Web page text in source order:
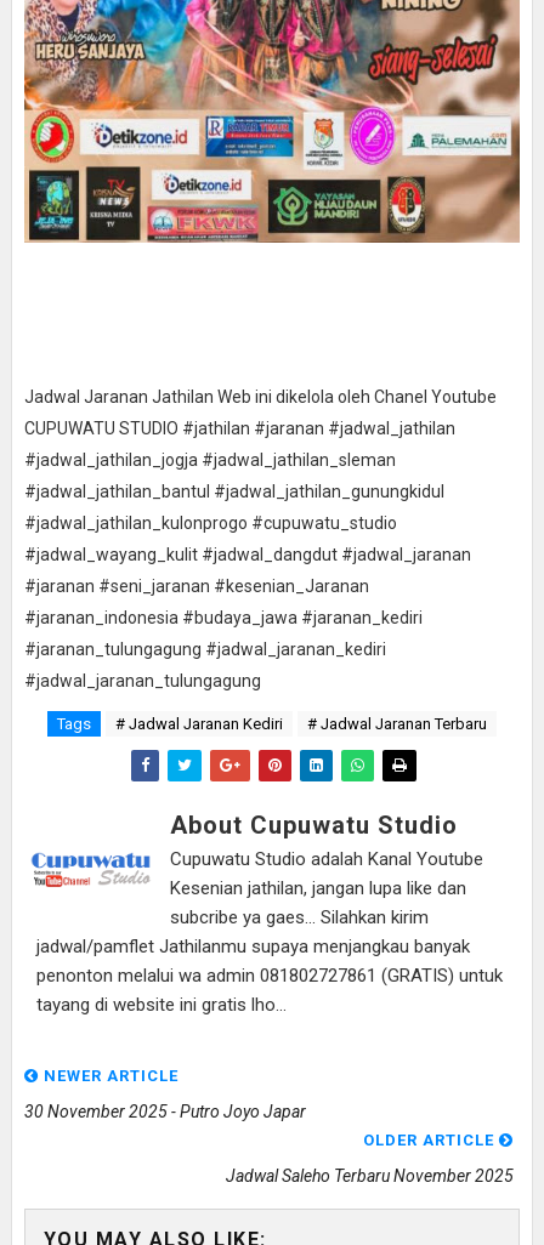
Jadwal Jaranan Jathilan Web ini dikelola oleh Chanel Youtube
CUPUWATU STUDIO #jathilan #jaranan #jadwal_jathilan
#jadwal_jathilan_jogja #jadwal_jathilan_sleman
#jadwal_jathilan_bantul #jadwal_jathilan_gunungkidul
#jadwal_jathilan_kulonprogo #cupuwatu_studio
#jadwal_wayang_kulit #jadwal_dangdut #jadwal_jaranan
#jaranan #seni_jaranan #kesenian_Jaranan
#jaranan_indonesia #budaya_jawa #jaranan_kediri
#jaranan_tulungagung #jadwal_jaranan_kediri
#jadwal_jaranan_tulungagung
Tags # Jadwal Jaranan Kediri # Jadwal Jaranan Terbaru
About Cupuwatu Studio
Cupuwatu Studio adalah Kanal Youtube
Kesenian jathilan, jangan lupa like dan
subcribe ya gaes... Silahkan kirim
jadwal/pamflet Jathilanmu supaya menjangkau banyak
penonton melalui wa admin 081802727861 (GRATIS) untuk
tayang di website ini gratis lho...
NEWER ARTICLE
30 November 2025 - Putro Joyo Japar
OLDER ARTICLE
Jadwal Saleho Terbaru November 2025
YOU MAY ALSO LIKE: